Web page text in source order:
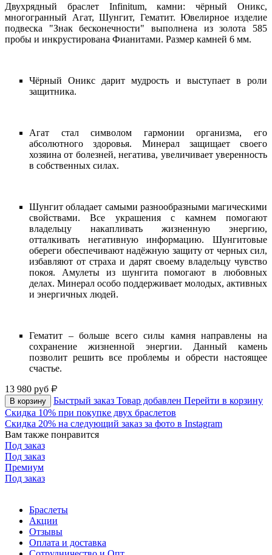
Двухрядный браслет Infinitum, камни: чёрный Оникс,
многогранный Агат, Шунгит, Гематит. Ювелирное изделие
подвеска "Знак бесконечности" выполнена из золота 585
пробы и инкрустирована Фианитами. Размер камней 6 мм.
Чёрный Оникс дарит мудрость и выступает в роли
защитника.
Агат стал символом гармонии организма, его
абсолютного здоровья. Минерал защищает своего
хозяина от болезней, негатива, увеличивает уверенность
в собственных силах. ️
Шунгит обладает самыми разнообразными магическими
свойствами. Все украшения с камнем помогают
владельцу накапливать жизненную энергию,
отталкивать негативную информацию. Шунгитовые
обереги обеспечивают надёжную защиту от черных сил,
избавляют от страха и дарят своему владельцу чувство
покоя. Амулеты из шунгита помогают в любовных
делах. Минерал особо поддерживает молодых, активных
и энергичных людей.
Гематит – больше всего силы камня направлены на
сохранение жизненной энергии. Данный камень
позволит решить все проблемы и обрести настоящее
счастье.
13 980 руб
В корзину Быстрый заказ Товар добавлен Перейти в корзину
Скидка 10% при покупке двух браслетов
Скидка 20% на следующий заказ за фото в Instagram
Вам также понравится
Под заказ
Под заказ
Премиум
Под заказ
Браслеты
Акции
Отзывы
Оплата и доставка